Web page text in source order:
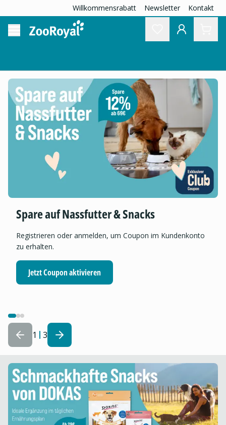
Willkommensrabatt Newsletter Kontakt
Spare auf Nassfutter & Snacks
Registrieren oder anmelden, um Coupon im Kundenkonto
zu erhalten.
Jetzt Coupon aktivieren
1 3